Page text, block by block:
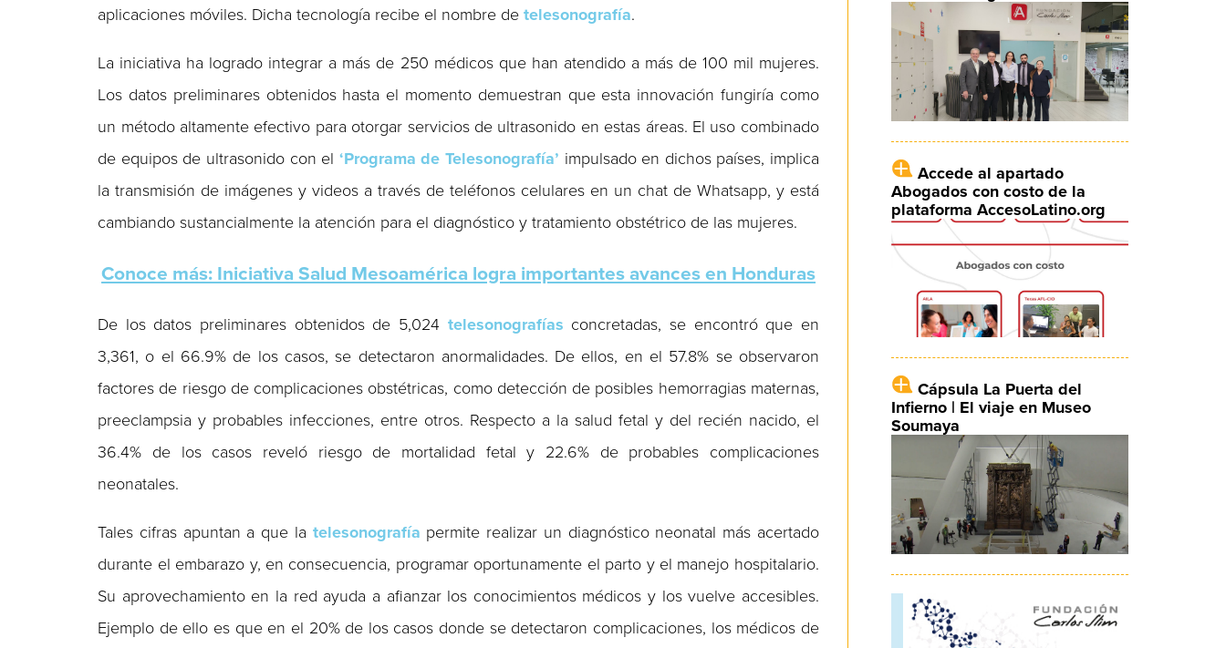
aplicaciones móviles. Dicha tecnología recibe el nombre detelesonografía.
La iniciativa ha logrado integrar a más de 250 médicos que han atendido a más de 100 mil mujeres.
Los datos preliminares obtenidos hasta el momento demuestran que esta innovación fungiría como
un método altamente efectivo para otorgar servicios de ultrasonido en estas áreas. El uso combinado
de equipos de ultrasonido con el ‘Programa de Telesonografía’ impulsado en dichos países, implica
la transmisión de imágenes y videos a través de teléfonos celulares en un chat de Whatsapp, y está
cambiando sustancialmente la atención para el diagnóstico y tratamiento obstétrico de las mujeres.
Conoce más: Iniciativa Salud Mesoamérica logra importantes avances en Honduras
De los datos preliminares obtenidos de 5,024 telesonografías concretadas, se encontró que en
3,361, o el 66.9% de los casos, se detectaron anormalidades. De ellos, en el 57.8% se observaron
factores de riesgo de complicaciones obstétricas, como detección de posibles hemorragias maternas,
preeclampsia y probables infecciones, entre otros. Respecto a la salud fetal y del recién nacido, el
36.4% de los casos reveló riesgo de mortalidad fetal y 22.6% de probables complicaciones
neonatales.
Tales cifras apuntan a que la telesonografía permite realizar un diagnóstico neonatal más acertado
durante el embarazo y, en consecuencia, programar oportunamente el parto y el manejo hospitalario.
Su aprovechamiento en la red ayuda a afianzar los conocimientos médicos y los vuelve accesibles.
Ejemplo de ello es que en el 20% de los casos donde se detectaron complicaciones, los médicos de
Accede al apartado
Abogados con costo de la
plataforma AccesoLatino.org
Cápsula La Puerta del
Infierno | El viaje en Museo
Soumaya